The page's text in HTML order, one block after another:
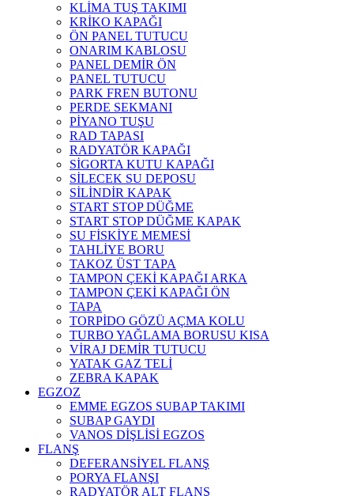
KLİMA TUŞ TAKIMI
KRİKO KAPAĞI
ÖN PANEL TUTUCU
ONARIM KABLOSU
PANEL DEMİR ÖN
PANEL TUTUCU
PARK FREN BUTONU
PERDE SEKMANI
PİYANO TUŞU
RAD TAPASI
RADYATÖR KAPAĞI
SİGORTA KUTU KAPAĞI
SİLECEK SU DEPOSU
SİLİNDİR KAPAK
START STOP DÜĞME
START STOP DÜĞME KAPAK
SU FİSKİYE MEMESİ
TAHLİYE BORU
TAKOZ ÜST TAPA
TAMPON ÇEKİ KAPAĞI ARKA
TAMPON ÇEKİ KAPAĞI ÖN
TAPA
TORPİDO GÖZÜ AÇMA KOLU
TURBO YAĞLAMA BORUSU KISA
VİRAJ DEMİR TUTUCU
YATAK GAZ TELİ
ZEBRA KAPAK
EGZOZ
EMME EGZOS SUBAP TAKIMI
SUBAP GAYDI
VANOS DİŞLİSİ EGZOS
FLANŞ
DEFERANSİYEL FLANŞ
PORYA FLANŞI
RADYATÖR ALT FLANŞ